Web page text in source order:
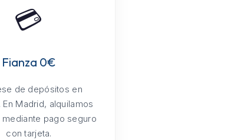
💳
Fianza 0€
de depósitos en
Madrid, alquilamos
mediante pago seguro
con tarjeta.